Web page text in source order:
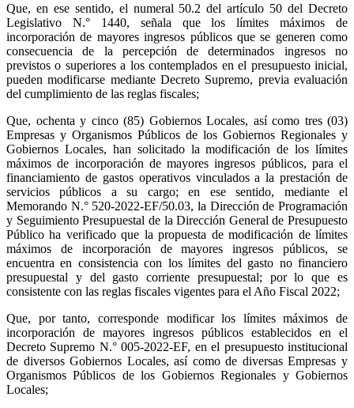
Que, en ese sentido, el numeral 50.2 del artículo 50 del Decreto
Legislativo N.° 1440, señala que los límites máximos de
incorporación de mayores ingresos públicos que se generen como
consecuencia de la percepción de determinados ingresos no
previstos o superiores a los contemplados en el presupuesto inicial,
pueden modificarse mediante Decreto Supremo, previa evaluación
del cumplimiento de las reglas fiscales;
Que, ochenta y cinco (85) Gobiernos Locales, así como tres (03)
Empresas y Organismos Públicos de los Gobiernos Regionales y
Gobiernos Locales, han solicitado la modificación de los límites
máximos de incorporación de mayores ingresos públicos, para el
financiamiento de gastos operativos vinculados a la prestación de
servicios públicos a su cargo; en ese sentido, mediante el
Memorando N.° 520-2022-EF/50.03, la Dirección de Programación
y Seguimiento Presupuestal de la Dirección General de Presupuesto
Público ha verificado que la propuesta de modificación de límites
máximos de incorporación de mayores ingresos públicos, se
encuentra en consistencia con los límites del gasto no financiero
presupuestal y del gasto corriente presupuestal; por lo que es
consistente con las reglas fiscales vigentes para el Año Fiscal 2022;
Que, por tanto, corresponde modificar los límites máximos de
incorporación de mayores ingresos públicos establecidos en el
Decreto Supremo N.° 005-2022-EF, en el presupuesto institucional
de diversos Gobiernos Locales, así como de diversas Empresas y
Organismos Públicos de los Gobiernos Regionales y Gobiernos
Locales;